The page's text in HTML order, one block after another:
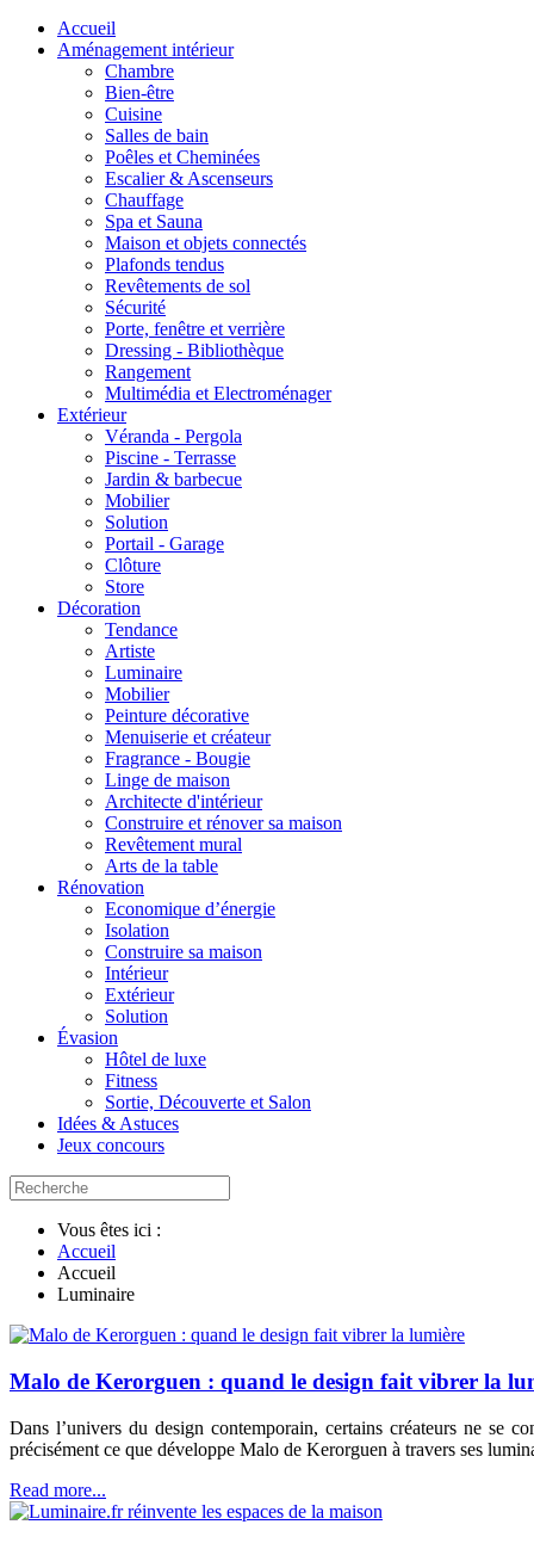
Accueil
Aménagement intérieur
Chambre
Bien-être
Cuisine
Salles de bain
Poêles et Cheminées
Escalier & Ascenseurs
Chauffage
Spa et Sauna
Maison et objets connectés
Plafonds tendus
Revêtements de sol
Sécurité
Porte, fenêtre et verrière
Dressing - Bibliothèque
Rangement
Multimédia et Electroménager
Extérieur
Véranda - Pergola
Piscine - Terrasse
Jardin & barbecue
Mobilier
Solution
Portail - Garage
Clôture
Store
Décoration
Tendance
Artiste
Luminaire
Mobilier
Peinture décorative
Menuiserie et créateur
Fragrance - Bougie
Linge de maison
Architecte d'intérieur
Construire et rénover sa maison
Revêtement mural
Arts de la table
Rénovation
Economique d’énergie
Isolation
Construire sa maison
Intérieur
Extérieur
Solution
Évasion
Hôtel de luxe
Fitness
Sortie, Découverte et Salon
Idées & Astuces
Jeux concours
Vous êtes ici :
Accueil
Accueil
Luminaire
Malo de Kerorguen : quand le design fait vibrer la
Dans l’univers du design contemporain, certains créateurs ne se
précisément ce que développe Malo de Kerorguen à travers ses
Read more...